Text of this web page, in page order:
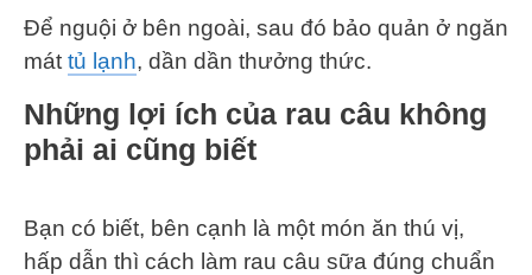
Để nguội ở bên ngoài, sau đó bảo quản ở ngăn
mát tủ lạnh, dần dần thưởng thức.
Những lợi ích của rau câu không
phải ai cũng biết
Bạn có biết, bên cạnh là một món ăn thú vị,
hấp dẫn thì cách làm rau câu sữa đúng chuẩn